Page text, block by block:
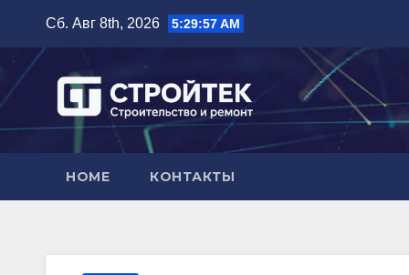
содержимому
Сб. Авг 8th, 2026 5:29:58 AM
HOME КОНТАКТЫ